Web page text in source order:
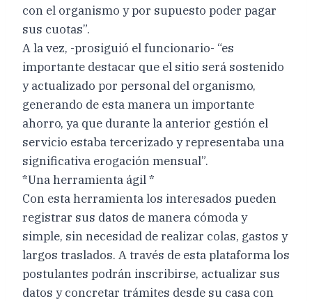
con el organismo y por supuesto poder pagar
sus cuotas”.
A la vez, -prosiguió el funcionario- “es
importante destacar que el sitio será sostenido
y actualizado por personal del organismo,
generando de esta manera un importante
ahorro, ya que durante la anterior gestión el
servicio estaba tercerizado y representaba una
significativa erogación mensual”.
*Una herramienta ágil *
Con esta herramienta los interesados pueden
registrar sus datos de manera cómoda y
simple, sin necesidad de realizar colas, gastos y
largos traslados. A través de esta plataforma los
postulantes podrán inscribirse, actualizar sus
datos y concretar trámites desde su casa con